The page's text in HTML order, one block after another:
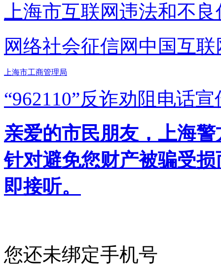
上海市互联网违法和不
网络社会征信网 中国互
上海市工商管理局
“962110”反诈劝阻电话宣
亲爱的市民朋友，上海
针对避免您财产被骗受
即接听。
您还未绑定手机号